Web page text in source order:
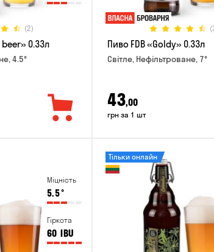
(2)
0.33л
4.5°
Пиво FDB «Goldy» 0.33л
Світле, Нефільтроване, 7°
43,00
грн за 1 шт
Міцність
5.5°
Гіркота
60 IBU
Тільки онлайн